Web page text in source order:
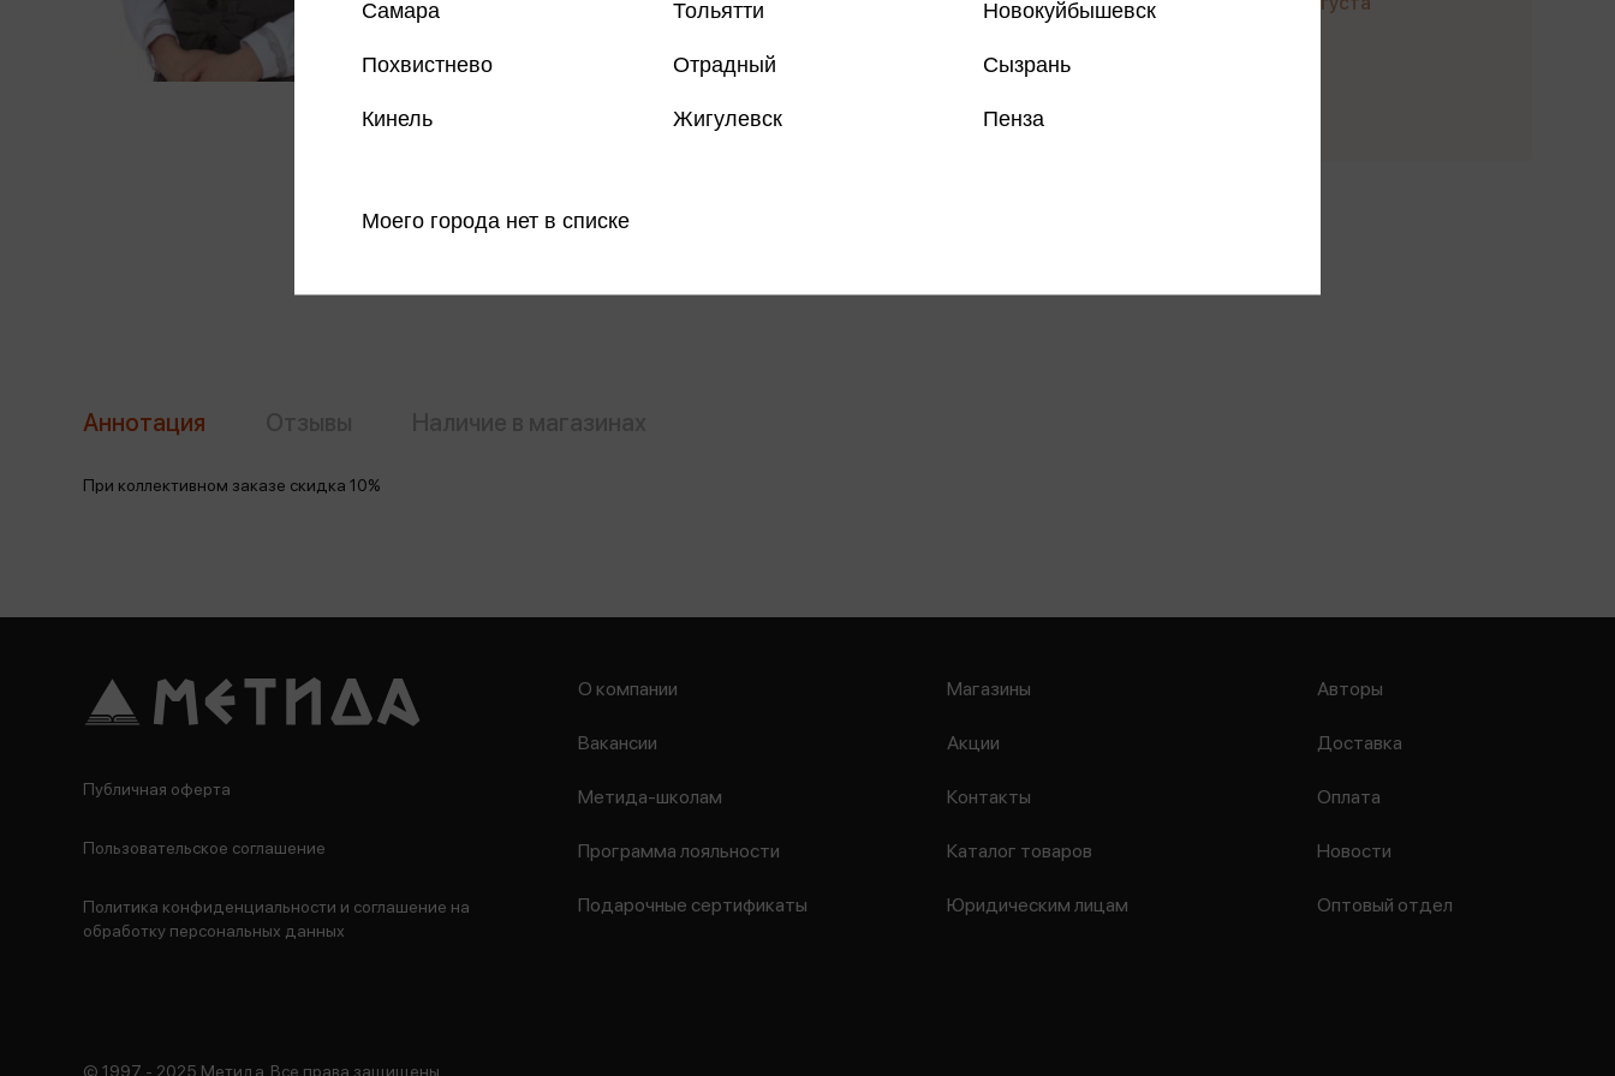
Аннотация
При коллективном заказе скидка 10%
Самара Тольятти Новокуйбышевск
Похвистнево Отрадный Сызрань
Кинель Жигулевск Пенза
Моего города нет в списке
О компании
Вакансии
Метида-школам
Программа лояльности
Подарочные сертификаты
Магазины
Акции
Контакты
Каталог товаров
Юридическим лицам
Авторы
Доставка
Оплата
Новости
Оптовый отдел
Публичная оферта
Пользовательское соглашение
Политика конфиденциальности и соглашение на
обработку персональных данных
© 1997 - 2025 Метида. Все права защищены.